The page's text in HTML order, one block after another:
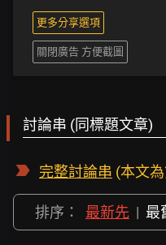
更多分享選項
關閉廣告 方便截圖
討論串 (同標題文章)
完整討論串 (本文為
排序： 最新先 | 最